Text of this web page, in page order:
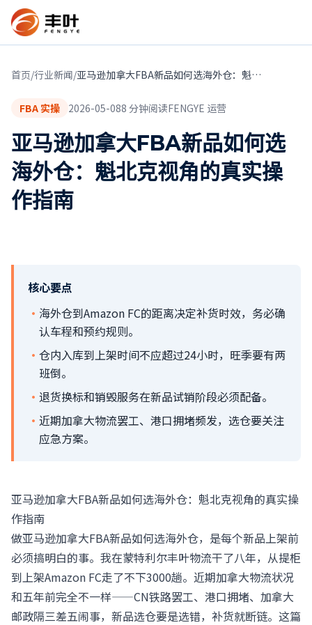
首页/行业新闻/ 亚马逊加拿大FBA新品如何选海外仓：魁北克视角的真实操作指南
FBA 实操 2026-05-088 分钟阅读FENGYE 运营
亚马逊加拿大FBA新品如何选
海外仓：魁北克视角的真实操
作指南
核心要点
· 海外仓到Amazon FC的距离决定补货时效，务必确
认车程和预约规则。
· 仓内入库到上架时间不应超过24小时，旺季要有两
班倒。
· 退货换标和销毁服务在新品试销阶段必须配备。
· 近期加拿大物流罢工、港口拥堵频发，选仓要关注
应急方案。
亚马逊加拿大FBA新品如何选海外仓：魁北克视角的真实操
作指南
做亚马逊加拿大FBA新品如何选海外仓，是每个新品上架前
必须搞明白的事。我在蒙特利尔丰叶物流干了八年，从提柜
到上架Amazon FC走了不下3000趟。近期加拿大物流状况
和五年前完全不一样——CN铁路罢工、港口拥堵、加拿大
邮政隔三差五闹事，新品选仓要是选错，补货就断链。这篇